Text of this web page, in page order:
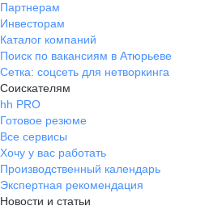
Партнерам
Инвесторам
Каталог компаний
Поиск по вакансиям в Атюрьеве
Сетка: соцсеть для нетворкинга
Соискателям
hh PRO
Готовое резюме
Все сервисы
Хочу у вас работать
Производственный календарь
Экспертная рекомендация
Новости и статьи